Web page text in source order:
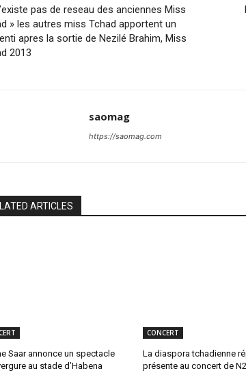
pas de reseau des anciennes Miss
» les autres miss Tchad apportent un
apres la sortie de Nezilé Brahim, Miss
2013
saomag
https://saomag.com
ARTICLES
Saar annonce un spectacle
au stade d’Habena
CONCERT
La diaspora tchadienne
présente au concert de